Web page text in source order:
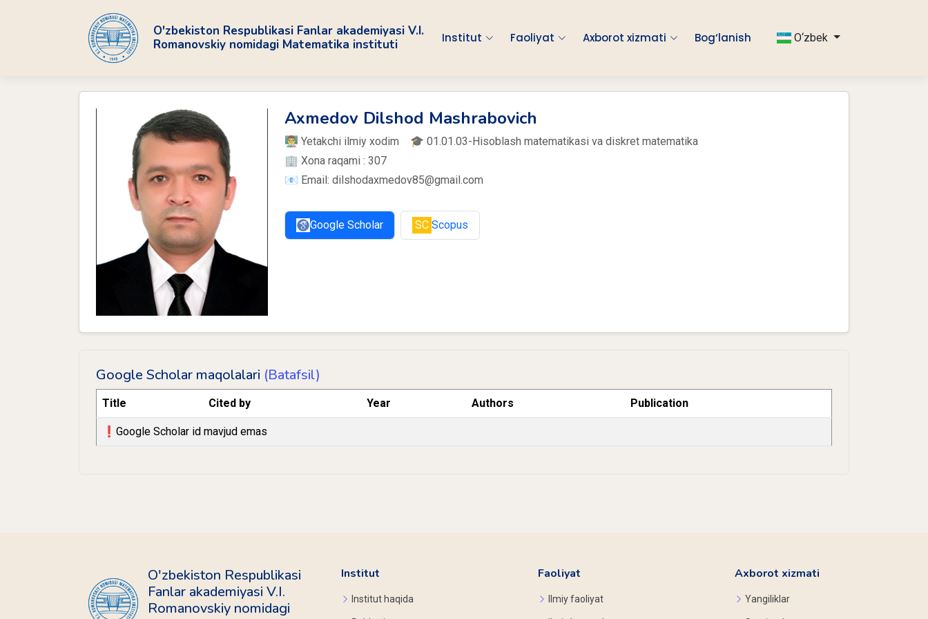
O'zbekiston Respublikasi Fanlar akademiyasi V.I.
Romanovskiy nomidagi Matematika instituti
Institut Faoliyat Axborot xizmati Bog‘lanish O‘zbek
Axmedov Dilshod Mashrabovich
👨‍🏫 Yetakchi ilmiy xodim 🎓 01.01.03-Hisoblash matematikasi va diskret matematika
🏢 Xona raqami : 307
📧 Email: dilshodaxmedov85@gmail.com
Google Scholar SC Scopus
Google Scholar maqolalari (Batafsil)
Title Cited by Year Authors Publication
❗️Google Scholar id mavjud emas
O'zbekiston Respublikasi
Fanlar akademiyasi V.I.
Romanovskiy nomidagi
Institut
Institut haqida
Faoliyat
Ilmiy faoliyat
Axborot xizmati
Yangiliklar